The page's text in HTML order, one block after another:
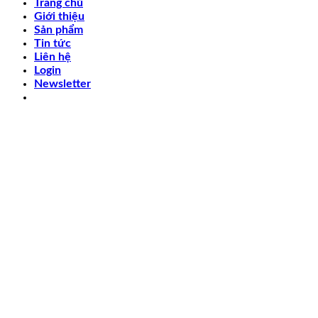
Trang chủ
Giới thiệu
Sản phẩm
Tin tức
Liên hệ
Login
Newsletter